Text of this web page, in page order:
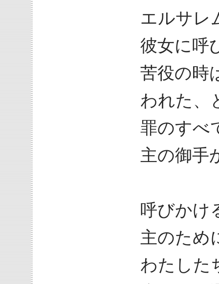
エルサレ
彼女に呼
苦役の時
われた、
罪のすべ
主の御手
呼びかけ
主のため
わたした